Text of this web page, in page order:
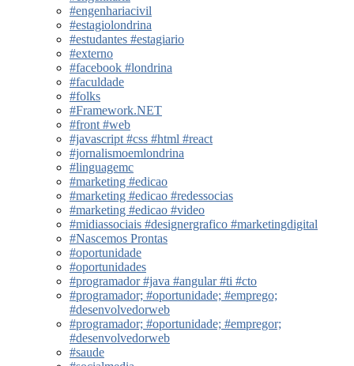
#engenhariacivil
#estagiolondrina
#estudantes #estagiario
#externo
#facebook #londrina
#faculdade
#folks
#Framework.NET
#front #web
#javascript #css #html #react
#jornalismoemlondrina
#linguagemc
#marketing #edicao
#marketing #edicao #redessocias
#marketing #edicao #video
#midiassociais #designergrafico #marketingdigital
#Nascemos Prontas
#oportunidade
#oportunidades
#programador #java #angular #ti #cto
#programador; #oportunidade; #emprego;
#desenvolvedorweb
#programador; #oportunidade; #empregor;
#desenvolvedorweb
#saude